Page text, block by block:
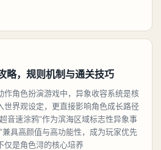
略，规则机制与通关技巧
作角色扮演游戏中，异象收容系统是核
世界观设定，更直接影响角色成长路径
音速涂鸦”作为滨海区域标志性异象事
兼具高颜值与高功能性，成为玩家优先
仅是角色浔的核心培养